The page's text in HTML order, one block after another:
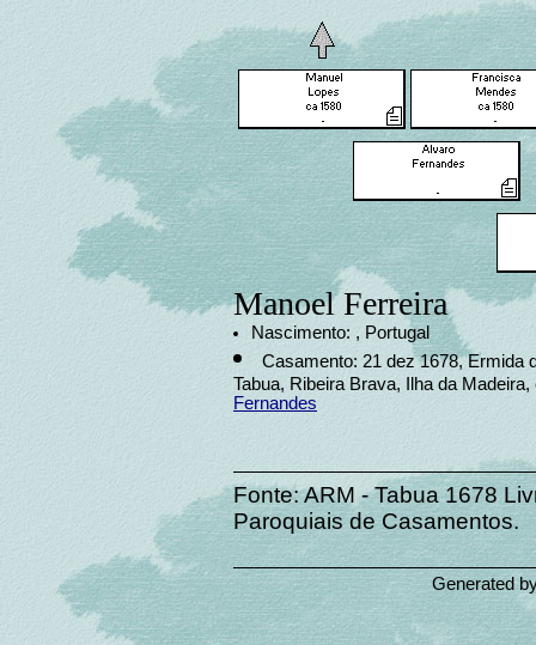
Manoel Ferreira
Nascimento: , Portugal
Casamento: 21 dez 1678, Ermida
Tabua, Ribeira Brava, Ilha da
Fernandes
Fonte: ARM - Tabua 1678
Paroquiais de Casamentos.
Generated